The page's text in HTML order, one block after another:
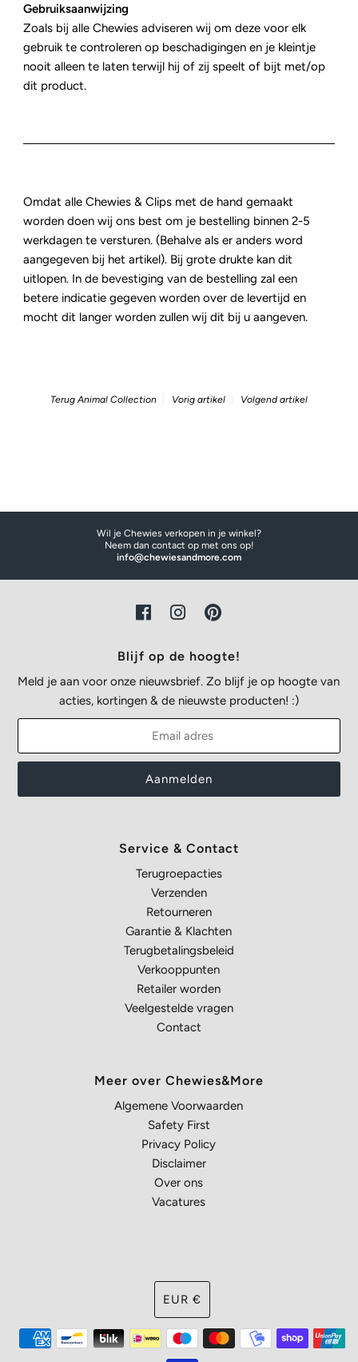
Gebruiksaanwijzing
Zoals bij alle Chewies adviseren wij om deze voor elk
gebruik te controleren op beschadigingen en je kleintje
nooit alleen te laten terwijl hij of zij speelt of bijt met/op
dit product.
Omdat alle Chewies & Clips met de hand gemaakt
worden doen wij ons best om je bestelling binnen 2-5
werkdagen te versturen. (Behalve als er anders word
aangegeven bij het artikel). Bij grote drukte kan dit
uitlopen. In de bevestiging van de bestelling zal een
betere indicatie gegeven worden over de levertijd en
mocht dit langer worden zullen wij dit bij u aangeven.
Terug Animal Collection Vorig artikel Volgend artikel
Wil je Chewies verkopen in je winkel?
Neem dan contact op met ons op!
info@chewiesandmore.com
Blijf op de hoogte!
Meld je aan voor onze nieuwsbrief. Zo blijf je op hoogte van
acties, kortingen & de nieuwste producten! :)
Service & Contact
Terugroepacties
Verzenden
Retourneren
Garantie & Klachten
Terugbetalingsbeleid
Verkooppunten
Retailer worden
Veelgestelde vragen
Contact
Meer over Chewies&More
Algemene Voorwaarden
Safety First
Privacy Policy
Disclaimer
Over ons
Vacatures
Muntsoort
EUR €